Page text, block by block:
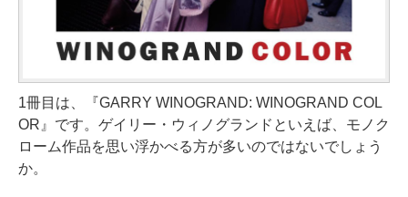
1冊目は、『GARRY WINOGRAND: WINOGRAND COL
OR』です。ゲイリー・ウィノグランドといえば、モノク
ローム作品を思い浮かべる方が多いのではないでしょう
か。